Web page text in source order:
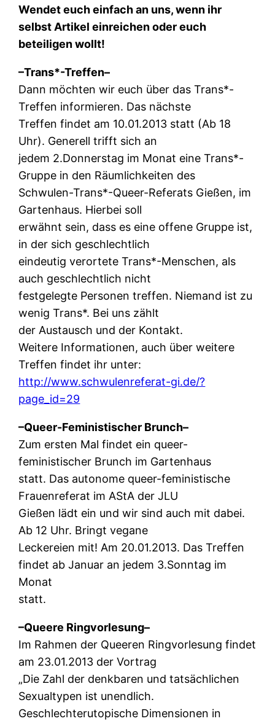
Wendet euch einfach an uns, wenn ihr
selbst Artikel einreichen oder euch
beteiligen wollt!
–Trans*-Treffen–
Dann möchten wir euch über das Trans*-
Treffen informieren. Das nächste
Treffen findet am 10.01.2013 statt (Ab 18
Uhr). Generell trifft sich an
jedem 2.Donnerstag im Monat eine Trans*-
Gruppe in den Räumlichkeiten des
Schwulen-Trans*-Queer-Referats Gießen, im
Gartenhaus. Hierbei soll
erwähnt sein, dass es eine offene Gruppe ist,
in der sich geschlechtlich
eindeutig verortete Trans*-Menschen, als
auch geschlechtlich nicht
festgelegte Personen treffen. Niemand ist zu
wenig Trans*. Bei uns zählt
der Austausch und der Kontakt.
Weitere Informationen, auch über weitere
Treffen findet ihr unter:
http://www.schwulenreferat-gi.de/?
page_id=29
–Queer-Feministischer Brunch–
Zum ersten Mal findet ein queer-
feministischer Brunch im Gartenhaus
statt. Das autonome queer-feministische
Frauenreferat im AStA der JLU
Gießen lädt ein und wir sind auch mit dabei.
Ab 12 Uhr. Bringt vegane
Leckereien mit! Am 20.01.2013. Das Treffen
findet ab Januar an jedem 3.Sonntag im
Monat
statt.
–Queere Ringvorlesung–
Im Rahmen der Queeren Ringvorlesung findet
am 23.01.2013 der Vortrag
„Die Zahl der denkbaren und tatsächlichen
Sexualtypen ist unendlich.
Geschlechterutopische Dimensionen in